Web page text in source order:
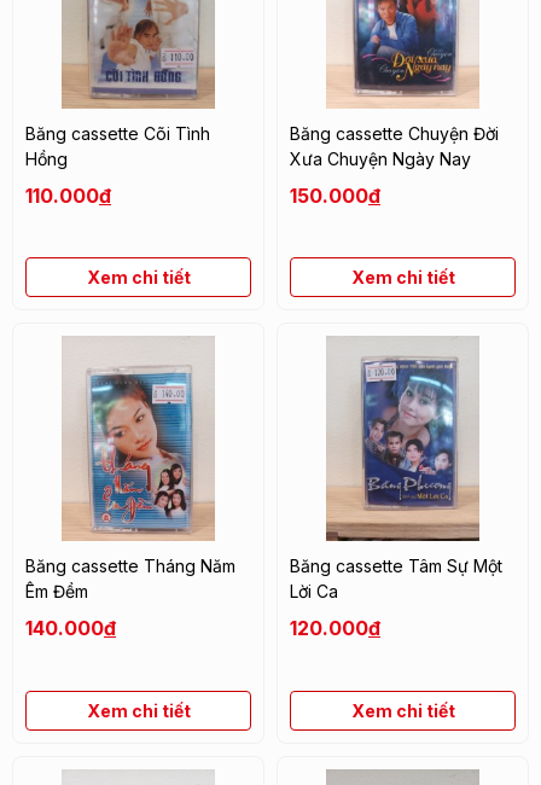
Băng cassette Cõi Tình
Hồng
110.000đ
Xem chi tiết
Băng cassette Chuyện Đời
Xưa Chuyện Ngày Nay
150.000đ
Xem chi tiết
Băng cassette Tháng Năm
Êm Đềm
140.000đ
Xem chi tiết
Băng cassette Tâm Sự Một
Lời Ca
120.000đ
Xem chi tiết